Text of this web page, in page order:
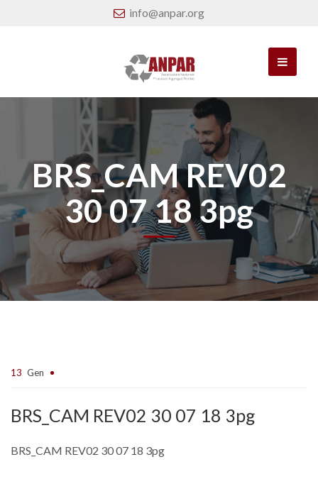
info@anpar.org
BRS_CAM REV02
30 07 18 3pg
13 Gen
BRS_CAM REV02 30 07 18 3pg
BRS_CAM REV02 30 07 18 3pg